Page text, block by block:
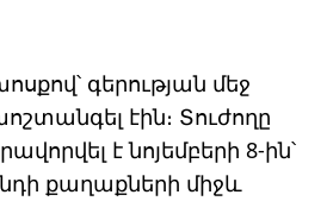
գերության մեջ
էին։ Տուժողը
է նոյեմբերի 8-ին՝
քաղաքների միջև